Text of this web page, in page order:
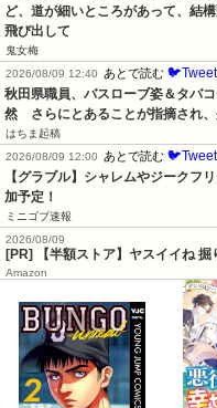
ど、道が細いところがあって、結
飛び出して
鬼女梅
2026/08/09 12:40
あとで読む 🐦Tweet
秋田県職員、バスローブ姿＆タバ
然　さらにとあることが指摘され
はちま起稿
2026/08/09 12:00
あとで読む 🐦Tweet
【グラブル】シャレムやジークフ
加予定！
ミニゴブ速報
2026/08/09
[PR] 【半額ストア】ヤスイイね 掘
Amazon